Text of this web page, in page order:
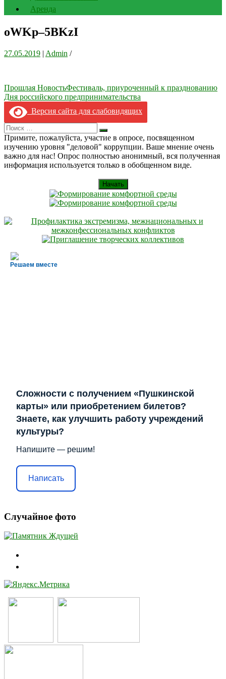
Аренда
oWKp–5BKzI
27.05.2019 | Admin /
Навигация
по
записям
Прошлая НовостьФестиваль, приуроченный к празднованию
Дня российского предпринимательства
Версия сайта для слабовидящих
Search
for:
Искать
Примите, пожалуйста, участие в опросе, посвященном
изучению уровня "деловой" коррупции. Ваше мнение очень
важно для нас! Опрос полностью анонимный, вся полученная
информация используется только в обобщенном виде.
Начать
Решаем вместе
Сложности с получением «Пушкинской
карты» или приобретением билетов?
Знаете, как улучшить работу учреждений
культуры?
Напишите — решим!
Написать
Случайное фото